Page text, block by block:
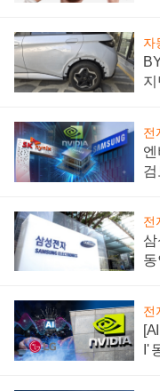
자
지
전
엔
검
전
삼
동
전
I'